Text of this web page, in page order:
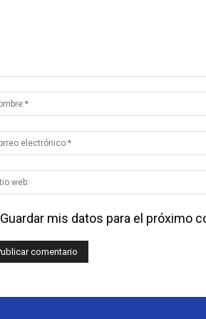
Guardar mis datos para el próximo